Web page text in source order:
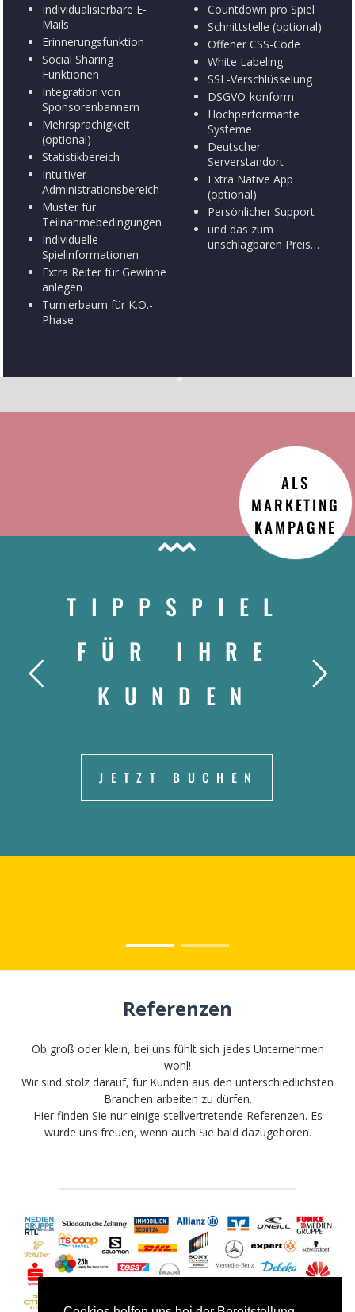
Individualisierbare E-
Mails
Erinnerungsfunktion
Social Sharing
Funktionen
Integration von
Sponsorenbannern
Mehrsprachigkeit
(optional)
Statistikbereich
Intuitiver
Administrationsbereich
Muster für
Teilnahmebedingungen
Individuelle
Spielinformationen
Extra Reiter für Gewinne
anlegen
Turnierbaum für K.O.-
Phase
Countdown pro Spiel
Schnittstelle (optional)
Offener CSS-Code
White Labeling
SSL-Verschlüsselung
DSGVO-konform
Hochperformante
Systeme
Deutscher
Serverstandort
Extra Native App
(optional)
Persönlicher Support
und das zum
unschlagbaren Preis…
TIPPSPIEL
FÜR IHRE
KUNDEN
JETZT BUCHEN
ALS
MARKETING
KAMPAGNE
Referenzen
Ob groß oder klein, bei uns fühlt sich jedes Unternehmen
wohl!
Wir sind stolz darauf, für Kunden aus den unterschiedlichsten
Branchen arbeiten zu dürfen.
Hier finden Sie nur einige stellvertretende Referenzen. Es
würde uns freuen, wenn auch Sie bald dazugehören.